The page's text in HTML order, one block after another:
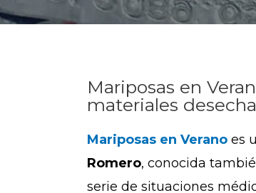
Mariposas en
materiales
Mariposas en Verano es
Romero, conocida
serie de situaciones